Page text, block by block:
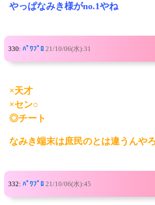
やっぱなみき様がno.1やね
330: ﾊﾟﾜﾌﾟﾛ 21/10/06(水):31
×天才
×セン○
◎チート
なみき端末は庶民のとは違うんや
332: ﾊﾟﾜﾌﾟﾛ 21/10/06(水):45